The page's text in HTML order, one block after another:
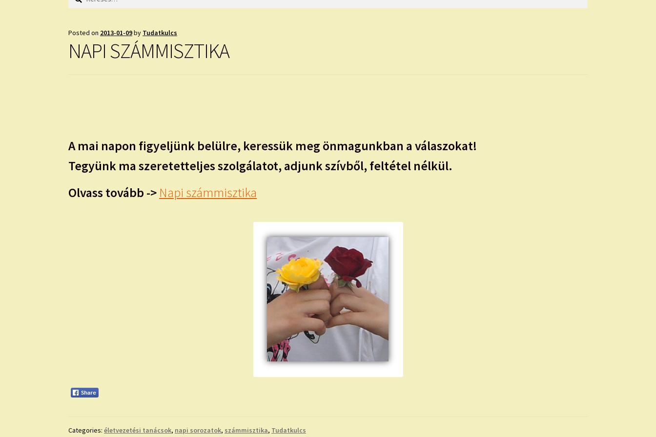
Posted on 2013-01-09by Tudatkulcs
NAPI SZÁMMISZTIKA
A mai napon figyeljünk belülre, keressük meg önmagunkban a válaszokat!
Tegyünk ma szeretetteljes szolgálatot, adjunk szívből, feltétel nélkül.
Olvass tovább -> Napi számmisztika
Categories:életvezetési tanácsok, napi sorozatok, számmisztika, Tudatkulcs